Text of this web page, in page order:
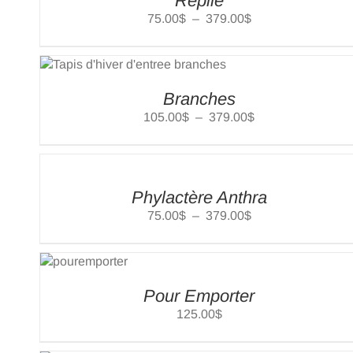
75.00$ – 379.00$Plage
Branches
105.00$ – 379.00$Plage
379.00$
AJOUTER AU PANIER
Phylactère Anthra
75.00$ – 379.00$Plage
379.00$
Pour Emporter
125.00$